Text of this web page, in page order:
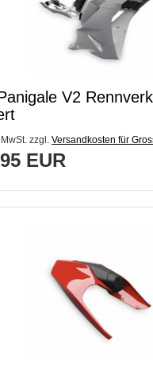
V2
zzgl. Versandkosten für
EUR